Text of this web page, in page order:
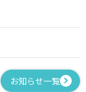
お知らせ一覧